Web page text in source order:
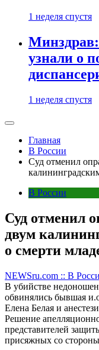
1 неделя спустя
узнали о
1 неделя спустя
Главная
В России
Суд отменил
В России
Суд отменил
двум
о смерти
NEWSru.com :: В
В убийстве
обвинялись бывшая
Елена Белая и
Решение
представителей
присяжных со